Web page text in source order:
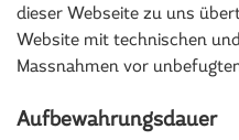
dieser Webseite zu uns
Website mit technischen
Massnahmen vor
Aufbewahrungsdauer